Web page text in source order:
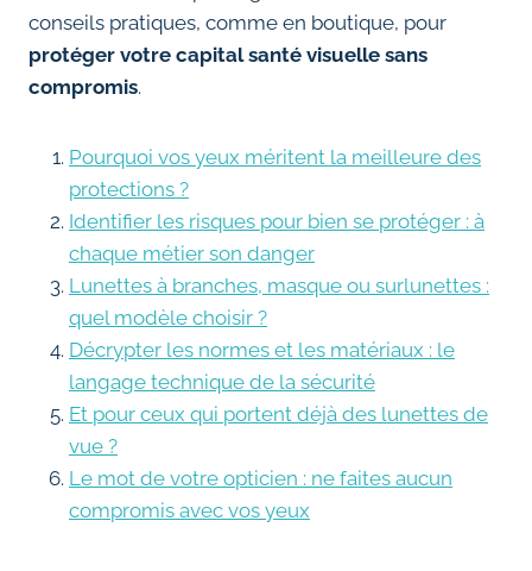
conseils pratiques, comme en boutique, pour
protéger votre capital santé visuelle sans
compromis.
Pourquoi vos yeux méritent la meilleure des
protections ?
Identifier les risques pour bien se protéger : à
chaque métier son danger
Lunettes à branches, masque ou surlunettes :
quel modèle choisir ?
Décrypter les normes et les matériaux : le
langage technique de la sécurité
Et pour ceux qui portent déjà des lunettes de
vue ?
Le mot de votre opticien : ne faites aucun
compromis avec vos yeux